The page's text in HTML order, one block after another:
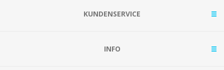
KUNDENSERVICE
INFO